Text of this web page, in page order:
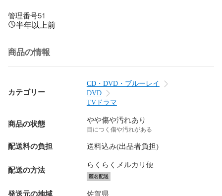
管理番号51
半年以上前
商品の情報
カテゴリー
CD・DVD・ブルーレイ
DVD
TVドラマ
商品の状態 やや傷や汚れあり
目につく傷や汚れがある
配送料の負担 送料込み(出品者負担)
配送の方法
らくらくメルカリ便
匿名配送
発送元の地域 佐賀県